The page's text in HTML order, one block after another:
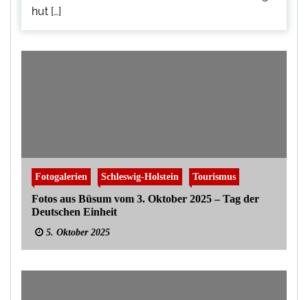
hut […]
Fotogalerien Schleswig-Holstein Tourismus
Fotos aus Büsum vom 3. Oktober 2025 – Tag der
Deutschen Einheit
5. Oktober 2025